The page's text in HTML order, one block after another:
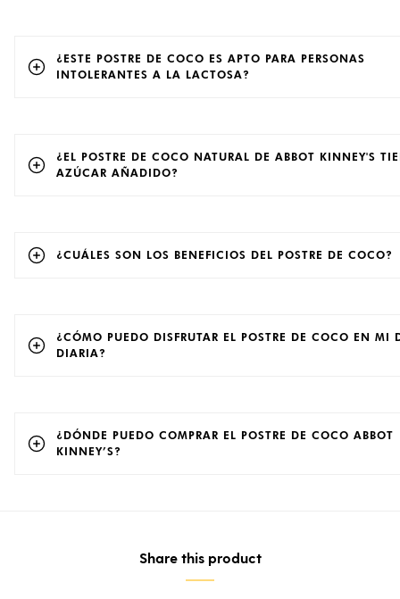
¿ESTE POSTRE DE COCO ES APTO PARA PERSONAS
INTOLERANTES A LA LACTOSA?
¿EL POSTRE DE COCO NATURAL DE ABBOT KINNEY'S
AZÚCAR AÑADIDO?
¿CUÁLES SON LOS BENEFICIOS DEL POSTRE DE COCO?
¿CÓMO PUEDO DISFRUTAR EL POSTRE DE COCO EN MI
DIARIA?
¿DÓNDE PUEDO COMPRAR EL POSTRE DE COCO ABBOT
KINNEY’S?
Share this product